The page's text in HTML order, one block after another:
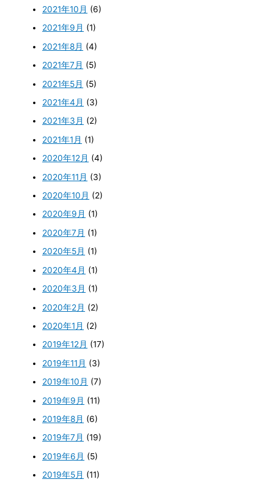
2021年10月 (6)
2021年9月 (1)
2021年8月 (4)
2021年7月 (5)
2021年5月 (5)
2021年4月 (3)
2021年3月 (2)
2021年1月 (1)
2020年12月 (4)
2020年11月 (3)
2020年10月 (2)
2020年9月 (1)
2020年7月 (1)
2020年5月 (1)
2020年4月 (1)
2020年3月 (1)
2020年2月 (2)
2020年1月 (2)
2019年12月 (17)
2019年11月 (3)
2019年10月 (7)
2019年9月 (11)
2019年8月 (6)
2019年7月 (19)
2019年6月 (5)
2019年5月 (11)